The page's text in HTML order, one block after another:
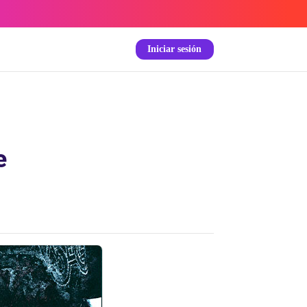
Iniciar sesión